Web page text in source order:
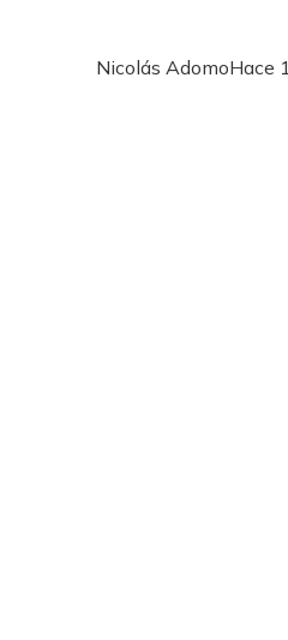
Nicolás AdomoHace